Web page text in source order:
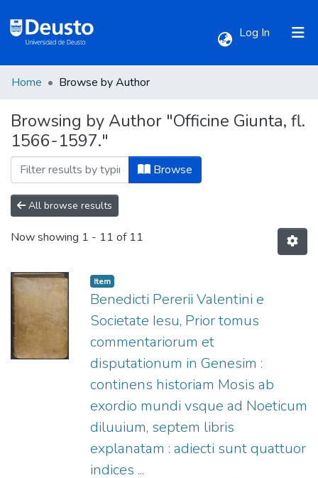
Log In (current)
All of DSpace
Home Browse by Author
Browsing by Author "Officine Giunta, fl.
1566-1597."
Browse
All browse results
Now showing 1 - 11 of 11
Item
Benedicti Pererii Valentini e
Societate Iesu, Prior tomus
commentariorum et
disputationum in Genesim :
continens historiam Mosis ab
exordio mundi vsque ad Noeticum
diluuium, septem libris
explanatam : adiecti sunt quattuor
indices ...